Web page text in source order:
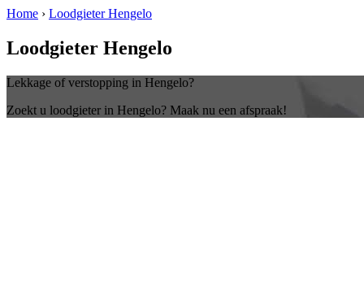
Home › Loodgieter Hengelo
Loodgieter Hengelo
Lekkage of verstopping in Hengelo?
Zoekt u loodgieter in Hengelo? Maak nu een afspraak!